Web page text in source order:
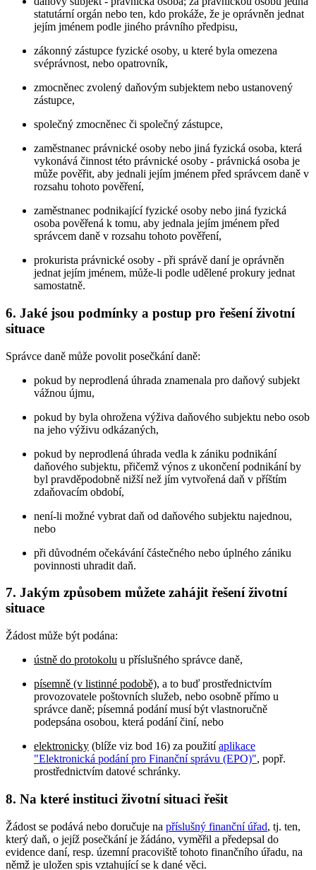
statutární orgán nebo ten, kdo prokáže, že je oprávněn jednat
jejím jménem podle jiného právního předpisu,
zákonný zástupce fyzické osoby, u které byla omezena
svéprávnost, nebo opatrovník,
zmocněnec zvolený daňovým subjektem nebo ustanovený
zástupce,
společný zmocněnec či společný zástupce,
zaměstnanec právnické osoby nebo jiná fyzická osoba, která
vykonává činnost této právnické osoby - právnická osoba je
může pověřit, aby jednali jejím jménem před správcem daně v
rozsahu tohoto pověření,
zaměstnanec podnikající fyzické osoby nebo jiná fyzická
osoba pověřená k tomu, aby jednala jejím jménem před
správcem daně v rozsahu tohoto pověření,
prokurista právnické osoby - při správě daní je oprávněn
jednat jejím jménem, může-li podle udělené prokury jednat
samostatně.
6. Jaké jsou podmínky a postup pro řešení životní
situace
Správce daně může povolit posečkání daně:
pokud by neprodlená úhrada znamenala pro daňový subjekt
vážnou újmu,
pokud by byla ohrožena výživa daňového subjektu nebo osob
na jeho výživu odkázaných,
pokud by neprodlená úhrada vedla k zániku podnikání
daňového subjektu, přičemž výnos z ukončení podnikání by
byl pravděpodobně nižší než jím vytvořená daň v příštím
zdaňovacím období,
není-li možné vybrat daň od daňového subjektu najednou,
nebo
při důvodném očekávání částečného nebo úplného zániku
povinnosti uhradit daň.
7. Jakým způsobem můžete zahájit řešení životní
situace
Žádost může být podána:
ústně do protokolu u příslušného správce daně,
písemně (v listinné podobě), a to buď prostřednictvím
provozovatele poštovních služeb, nebo osobně přímo u
správce daně; písemná podání musí být vlastnoručně
podepsána osobou, která podání činí, nebo
elektronicky (blíže viz bod 16) za použitíaplikace
"Elektronická podání pro Finanční správu (EPO)", popř.
prostřednictvím datové schránky.
8. Na které instituci životní situaci řešit
Žádost se podává nebo doručuje na příslušný finanční úřad, tj. ten,
který daň, o jejíž posečkání je žádáno, vyměřil a předepsal do
evidence daní, resp. územní pracoviště tohoto finančního úřadu, na
němž je uložen spis vztahující se k dané věci.